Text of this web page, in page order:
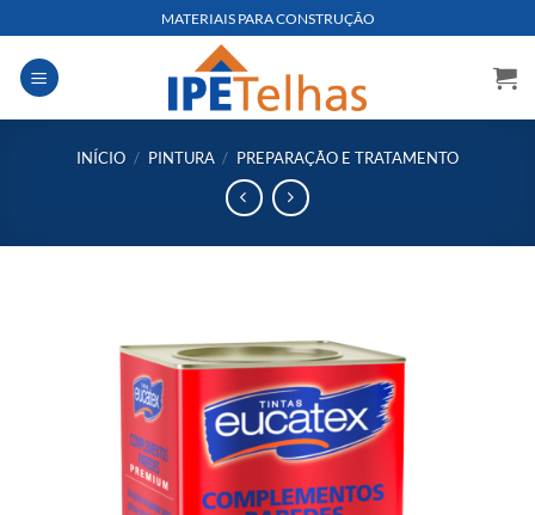
to
content
MATERIAIS PARA CONSTRUÇÃO
INÍCIO / PINTURA / PREPARAÇÃO E TRATAMENTO